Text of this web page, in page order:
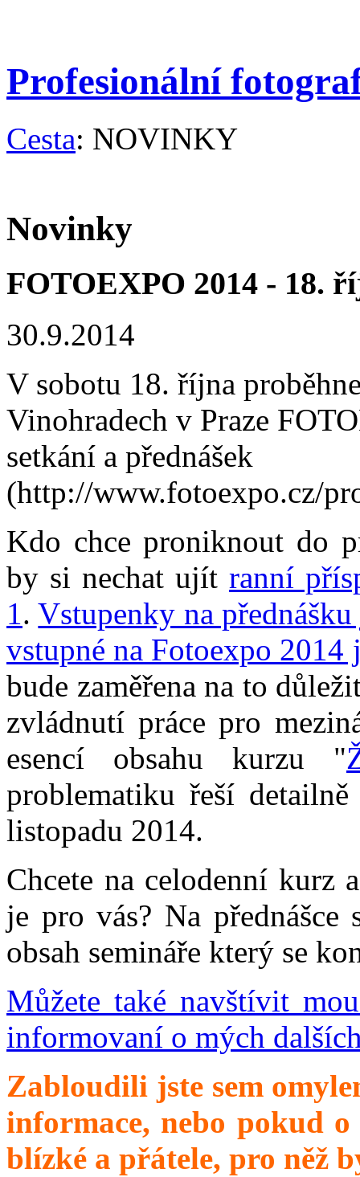
Profesionální
Cesta: NOVINKY
Novinky
FOTOEXPO 2014 - 18.
30.9.2014
V sobotu 18. října
Vinohradech v Praze
setkání a přednášek
(http://www.fotoexpo.cz/
Kdo chce proniknout do
by si nechat ujít ranní
1.Vstupenky na
vstupné na Fotoexpo 2014
bude zaměřena na to
zvládnutí práce pro
esencí obsahu kurzu "
problematiku řeší
listopadu 2014.
Chcete na celodenní kurz
je pro vás? Na
obsah semináře který se
Můžete také navštívit
informovaní o mých
Zabloudili jste sem
informace, nebo pokud
blízké a přátele, pro něž